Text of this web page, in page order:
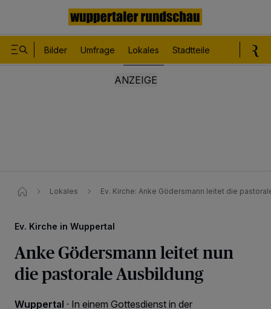
Bilder Umfrage Lokales Stadtteile
Lokales Ev. Kirche: Anke Gödersmann leitet die
Ev. Kirche in Wuppertal
Anke Gödersmann leitet nun
die pastorale Ausbildung
Wuppertal · In einem Gottesdienst in der